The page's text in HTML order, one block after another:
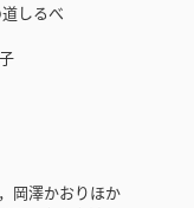
しるべ
岡澤かおりほか